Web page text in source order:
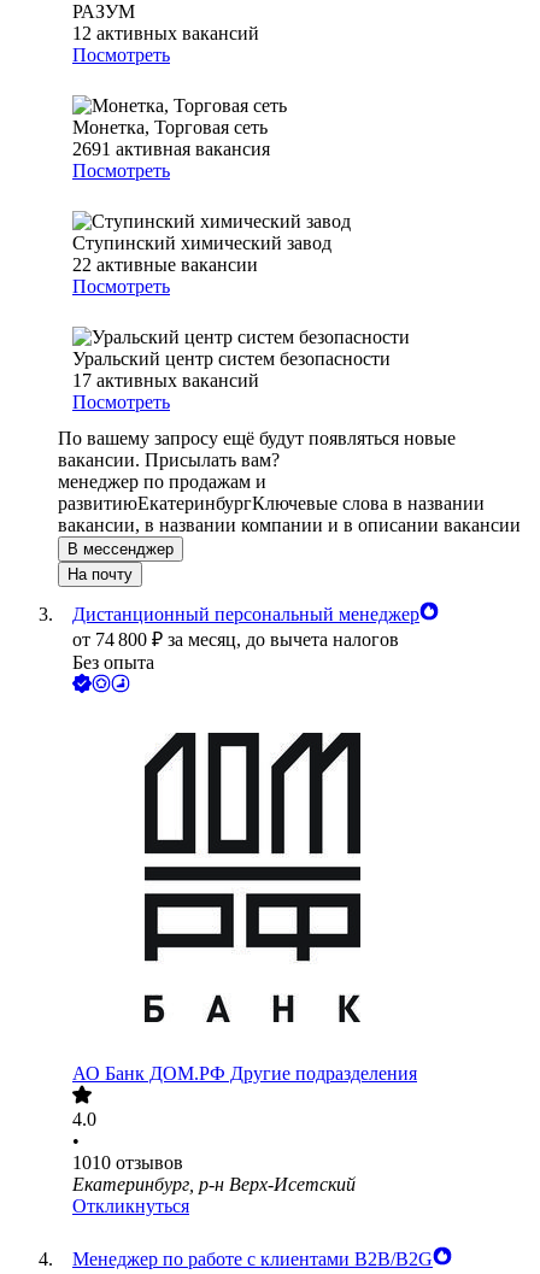
РАЗУМ
12 активных вакансий
Посмотреть
Монетка, Торговая сеть
2691 активная вакансия
Посмотреть
Ступинский химический завод
22 активные вакансии
Посмотреть
Уральский центр систем безопасности
17 активных вакансий
Посмотреть
По вашему запросу ещё будут появляться новые
вакансии. Присылать вам?
менеджер по продажам и
развитиюЕкатеринбургКлючевые слова в названии
вакансии, в названии компании и в описании вакансии
В мессенджер
На почту
Дистанционный персональный менеджер
от 74 800 ₽ за месяц, до вычета налогов
Без опыта
АО Банк ДОМ.РФ Другие подразделения
4.0
•
1010 отзывов
Екатеринбург, р-н Верх-Исетский
Откликнуться
Менеджер по работе с клиентами B2B/B2G